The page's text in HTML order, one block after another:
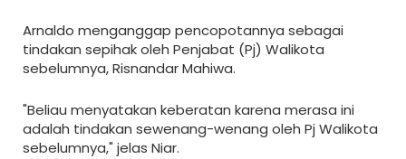
Arnaldo menganggap pencopotannya sebagai
tindakan sepihak oleh Penjabat (Pj) Walikota
sebelumnya, Risnandar Mahiwa.
"Beliau menyatakan keberatan karena merasa ini
adalah tindakan sewenang-wenang oleh Pj Walikota
sebelumnya," jelas Niar.